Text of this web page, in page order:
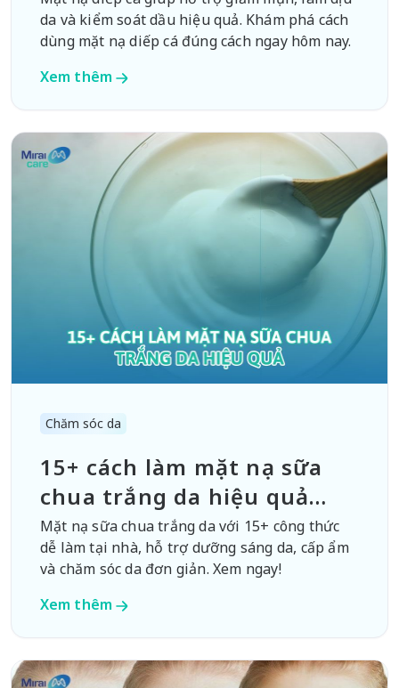
da và kiểm soát dầu hiệu quả. Khám phá cách
dùng mặt nạ diếp cá đúng cách ngay hôm nay.
Xem thêm
Chăm sóc da
15+ cách làm mặt nạ sữa
chua trắng da hiệu quả
trong 7 ngày
Mặt nạ sữa chua trắng da với 15+ công thức
dễ làm tại nhà, hỗ trợ dưỡng sáng da, cấp ẩm
và chăm sóc da đơn giản. Xem ngay!
Xem thêm